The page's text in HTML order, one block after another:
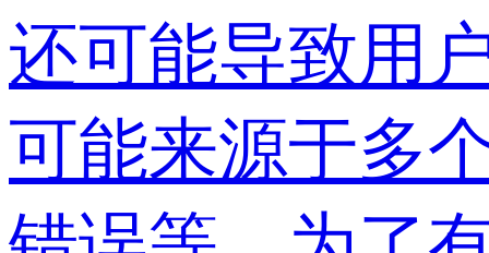
还可能导致用
可能来源于多